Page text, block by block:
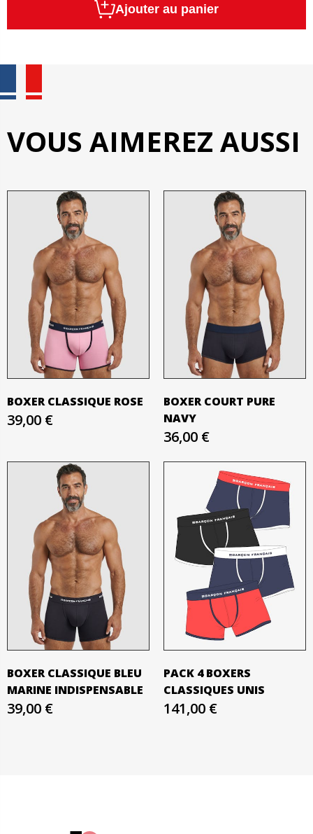
Ajouter au panier
VOUS AIMEREZ AUSSI
BOXER CLASSIQUE ROSE
39,00 €
BOXER COURT PURE
NAVY
36,00 €
BOXER CLASSIQUE BLEU
MARINE INDISPENSABLE
39,00 €
PACK 4 BOXERS
CLASSIQUES UNIS
141,00 €